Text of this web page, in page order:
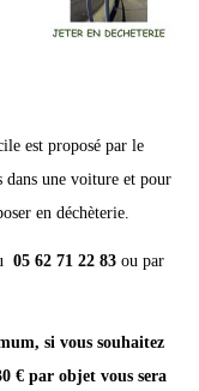
est proposé par le
dans une voiture et pour
en déchèterie.
05 62 71 22 83 ou par
si vous souhaitez
€ par objet vous sera